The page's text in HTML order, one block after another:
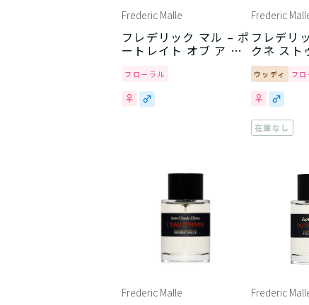
Frederic Malle
フレデリック マル – ポ
ートレイト オブ ア レ
フローラル
Frederic
フレデリ
クネ スト
パー フレ
ル
ウッディ フ
在庫なし
Frederic Malle Frederic